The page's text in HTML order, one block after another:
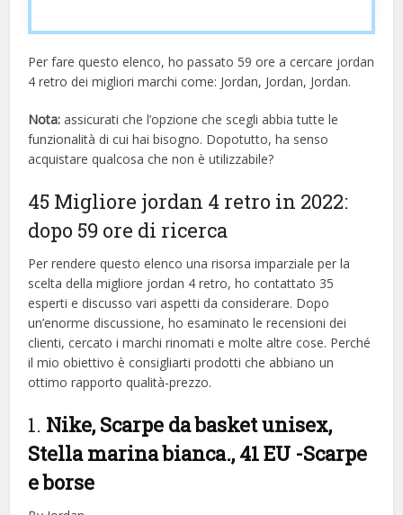
Per fare questo elenco, ho passato 59 ore a cercare jordan
4 retro dei migliori marchi come: Jordan, Jordan, Jordan.
Nota: assicurati che l’opzione che scegli abbia tutte le
funzionalità di cui hai bisogno. Dopotutto, ha senso
acquistare qualcosa che non è utilizzabile?
45 Migliore jordan 4 retro in 2022:
dopo 59 ore di ricerca
Per rendere questo elenco una risorsa imparziale per la
scelta della migliore jordan 4 retro, ​​ho contattato 35
esperti e discusso vari aspetti da considerare. Dopo
un’enorme discussione, ho esaminato le recensioni dei
clienti, cercato i marchi rinomati e molte altre cose. Perché
il mio obiettivo è consigliarti prodotti che abbiano un
ottimo rapporto qualità-prezzo.
1. Nike, Scarpe da basket unisex,
Stella marina bianca., 41 EU -Scarpe
e borse